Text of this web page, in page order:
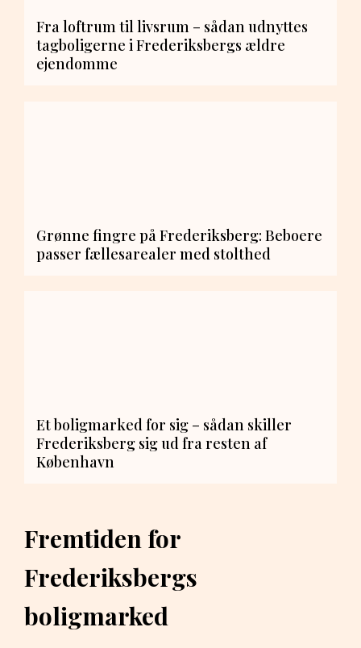
Fra loftrum til livsrum – sådan udnyttes
tagboligerne i Frederiksbergs ældre
ejendomme
Grønne fingre på Frederiksberg: Beboere
passer fællesarealer med stolthed
Et boligmarked for sig – sådan skiller
Frederiksberg sig ud fra resten af
København
Fremtiden for
Frederiksbergs
boligmarked